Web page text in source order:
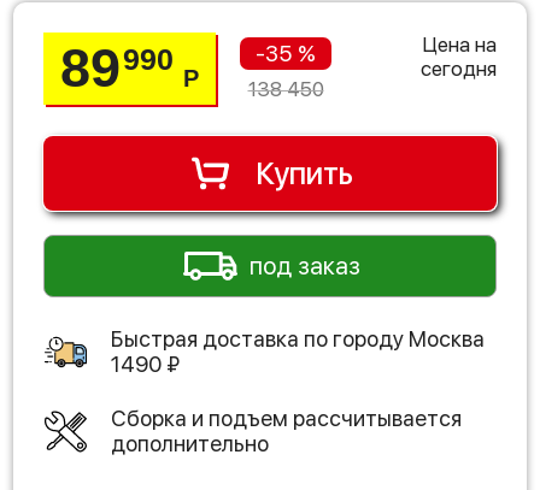
89990
Р
-35 %
138 450
Цена на
сегодня
Купить
под заказ
Быстрая доставка по городу Москва
1490 ₽
Сборка и подъем рассчитывается
дополнительно